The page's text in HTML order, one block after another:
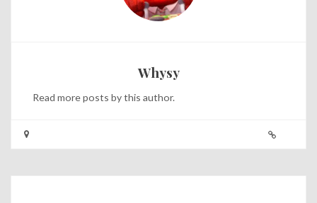
Whysy
Read more posts by this author.